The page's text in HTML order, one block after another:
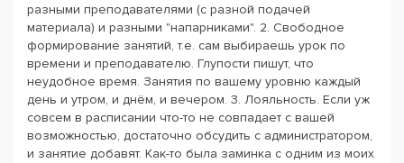
разными преподавателями (с разной подачей
материала) и разными "напарниками". 2. Свободное
формирование занятий, т.е. сам выбираешь урок по
времени и преподавателю. Глупости пишут, что
неудобное время. Занятия по вашему уровню каждый
день и утром, и днём, и вечером. 3. Лояльность. Если уж
совсем в расписании что-то не совпадает с вашей
возможностью, достаточно обсудить с администратором,
и занятие добавят. Как-то была заминка с одним из моих